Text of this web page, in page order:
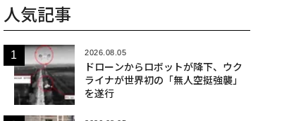
人気記事
2026.08.05
ドローンからロボットが降下、ウク
ライナが世界初の「無人空挺強襲」
を遂行